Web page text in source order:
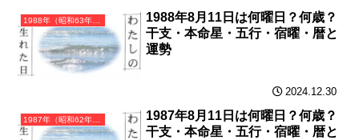
1988年（昭和63年）戊辰（つちのえたつ）・辰年（たつ年）カレンダー（月曜はじまり）
1988年8月11日は何曜日？何歳？
干支・本命星・五行・宿曜・暦と
運勢
2024.12.30
1987年（昭和62年）丁卯（ひのとう）・卯年（うさぎ年）カレンダー（月曜はじまり）
1987年8月11日は何曜日？何歳？
干支・本命星・五行・宿曜・暦と